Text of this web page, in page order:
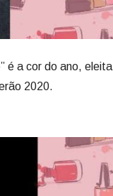
é a cor do ano, eleita
2020.